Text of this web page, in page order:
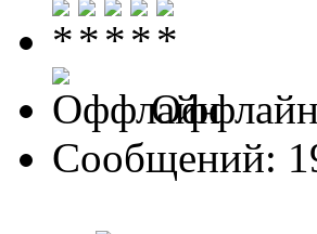
Оффлайн
Сообщений: